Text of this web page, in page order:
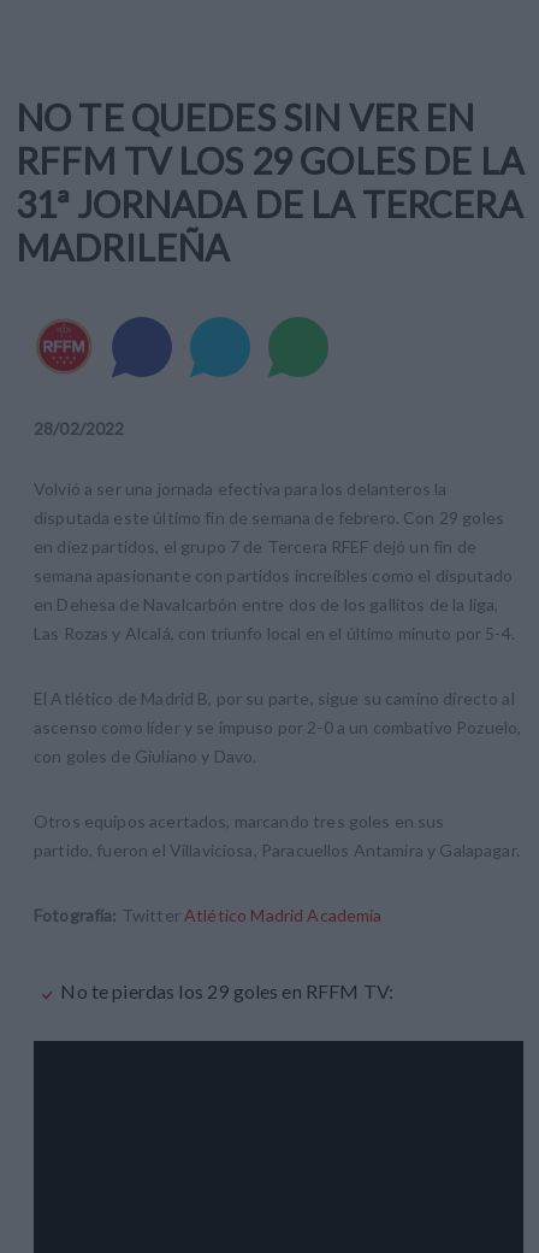
NO TE QUEDES SIN VER EN
RFFM TV LOS 29 GOLES DE LA
31ª JORNADA DE LA TERCERA
MADRILEÑA
28/02/2022
Volvió a ser una jornada efectiva para los delanteros la
disputada este último fin de semana de febrero. Con 29 goles
en diez partidos, el grupo 7 de Tercera RFEF dejó un fin de
semana apasionante con partidos increibles como el disputado
en Dehesa de Navalcarbón entre dos de los gallitos de la liga,
Las Rozas y Alcalá, con triunfo local en el último minuto por 5-4.
El Atlético de Madrid B, por su parte, sigue su camino directo al
ascenso como líder y se impuso por 2-0 a un combativo Pozuelo,
con goles de Giuliano y Davo.
Otros equipos acertados, marcando tres goles en sus
partido, fueron el Villaviciosa, Paracuellos Antamira y Galapagar.
Fotografía: Twitter Atlético Madrid Academia
No te pierdas los 29 goles en RFFM TV: